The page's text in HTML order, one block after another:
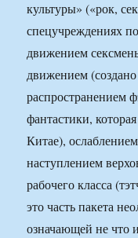
культуры» («рок,
спецучреждениях
движением
движением
распространением
фантастики,
Китае),
наступлением
рабочего класса
это часть пакета
означающей не что